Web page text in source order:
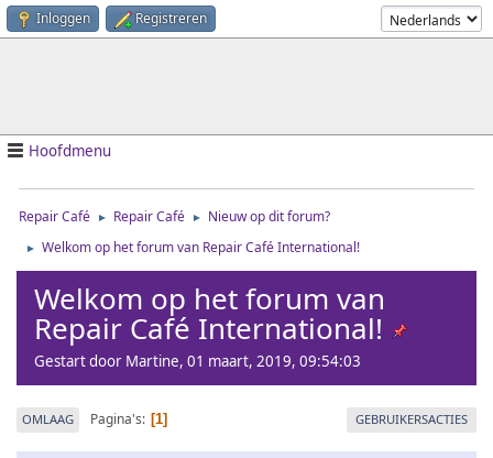
Inloggen Registreren
Hoofdmenu
Repair Café ► Repair Café ► Nieuw op dit forum?
► Welkom op het forum van Repair Café International!
Welkom op het forum van
Repair Café International!
Gestart door Martine, 01 maart, 2019, 09:54:03
OMLAAG Pagina's 1 GEBRUIKERSACTIES